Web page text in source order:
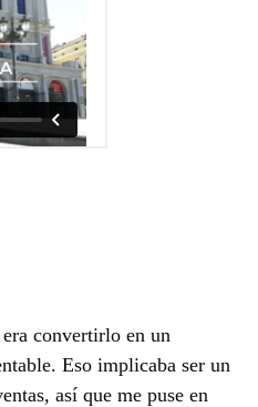
convertirlo en un
Eso implicaba ser un
así que me puse en